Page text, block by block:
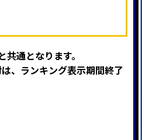
通となります。
、ランキング表示期間終了